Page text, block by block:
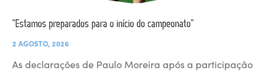
“Estamos preparados para o início do campeonato”
2 AGOSTO, 2026
As declarações de Paulo Moreira após a participação